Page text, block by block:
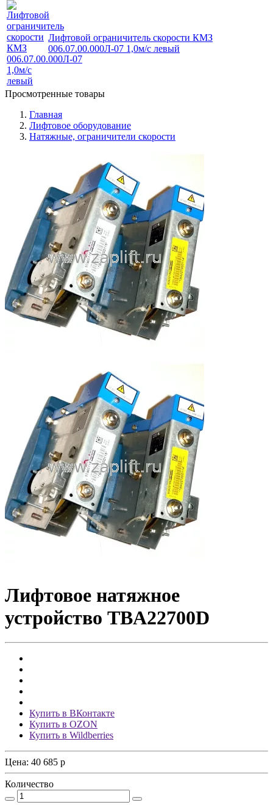
Лифтовой ограничитель скорости КМЗ
006.07.00.000Л-07 1,0м/с левый
Просмотренные товары
Главная
Лифтовое оборудование
Натяжные, ограничители скорости
Лифтовое натяжное
устройство TBA22700D
Купить в ВКонтакте
Купить в OZON
Купить в Wildberries
Цена: 40 685 p
Количество